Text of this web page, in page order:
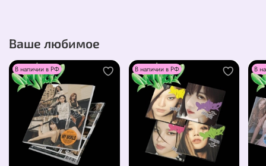
Ваше любимое
В наличии в РФ В наличии в РФ В